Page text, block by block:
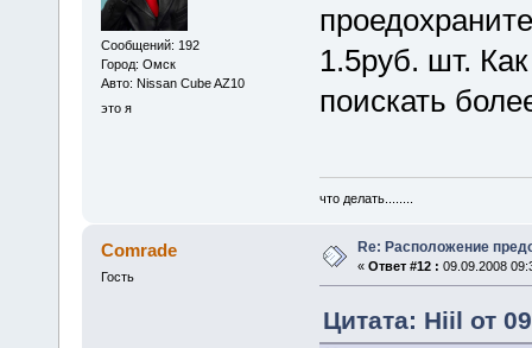
Сообщений: 192
Город: Омск
Авто: Nissan Cube AZ10
это я
1.5руб. шт.
поискать
что делать........
Comrade
Гость
Re: Расположение
« Ответ #12 : 09.09.2008
Цитата: Hiil от